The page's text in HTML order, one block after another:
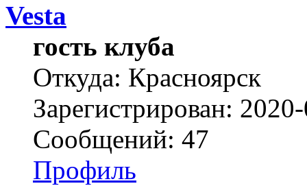
Vesta
гость клуба
Откуда: Красноярск
Зарегистрирован:
Сообщений: 47
Профиль